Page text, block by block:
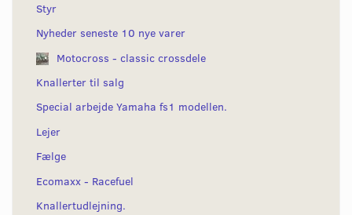
Styr
Nyheder seneste 10 nye varer
Motocross - classic crossdele
Knallerter til salg
Special arbejde Yamaha fs1 modellen.
Lejer
Fælge
Ecomaxx - Racefuel
Knallertudlejning.